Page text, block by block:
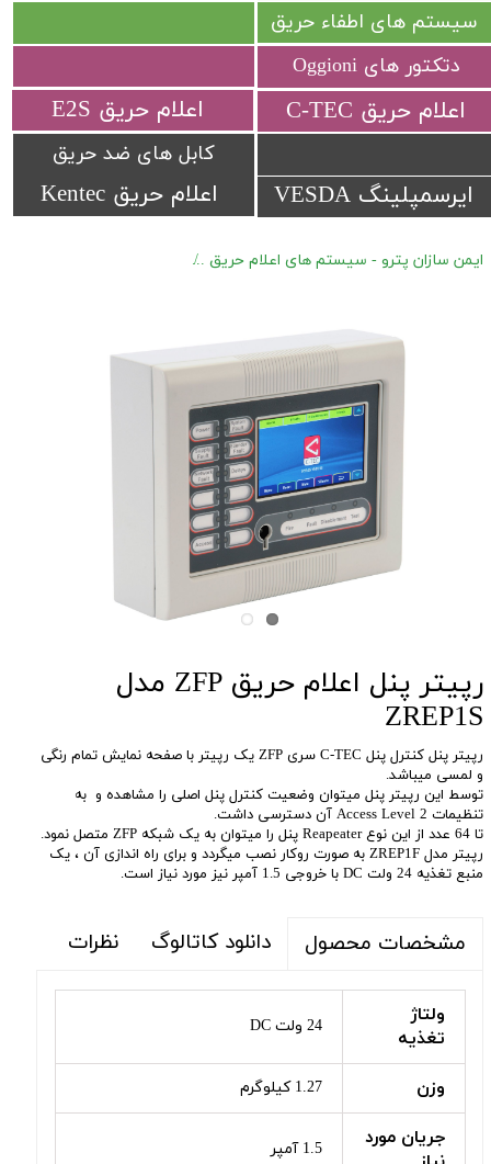
اعلام حریق Kentec
​اعلام حریق C-TEC​​​​​​​ ​اعلام حریق E2S
ایرسمپلینگ VESDA
سیستم های اطفاء حریق
کابل های ضد حریق
دتکتور های Oggioni
ایمن سازان پترو - سیستم های اعلام حریق
رپیتر پنل اعلام حریق ZFP مدل
ZREP1S
رپیتر پنل کنترل پنل C-TEC سری ZFP یک رپیتر با صفحه نمایش تمام رنگی
و لمسی میباشد.
توسط این رپیتر پنل میتوان وضعیت کنترل پنل اصلی را مشاهده و به
تنظیمات Access Level 2 آن دسترسی داشت.
تا 64 عدد از این نوع Reapeater پنل را میتوان به یک شبکه ZFP متصل نمود.
رپیتر مدل ZREP1F به صورت روکار نصب میگردد و برای راه اندازی آن ، یک
منبع تغذیه 24 ولت DC با خروجی 1.5 آمپر نیز مورد نیاز است.
مشخصات محصول دانلود کاتالوگ نظرات
ولتاژ
تغذیه
24 ولت DC
وزن 1.27 کیلوگرم
جریان مورد
1.5 آمپر